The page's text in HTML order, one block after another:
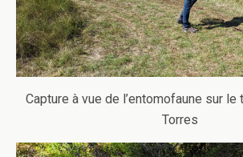
Capture à vue de l’entomofaune sur
Torres